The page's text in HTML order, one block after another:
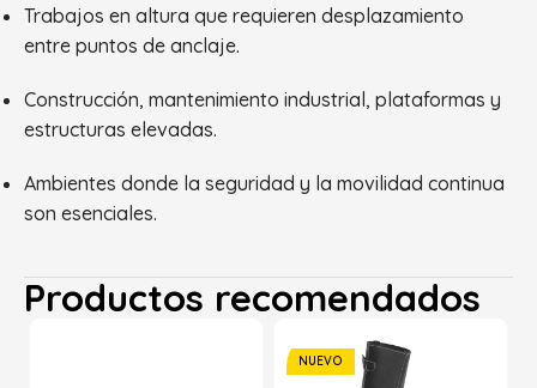
Trabajos en altura que requieren desplazamiento
entre puntos de anclaje.
Construcción, mantenimiento industrial, plataformas y
estructuras elevadas.
Ambientes donde la seguridad y la movilidad continua
son esenciales.
Productos recomendados
NUEVO